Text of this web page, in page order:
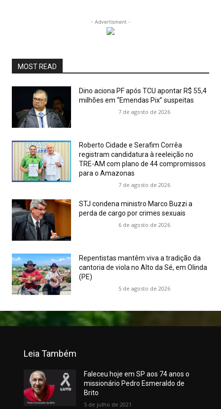
- Advertisment -
MOST READ
Dino aciona PF após TCU apontar R$ 55,4
milhões em “Emendas Pix” suspeitas
7 de agosto de 2026
Roberto Cidade e Serafim Corrêa
registram candidatura à reeleição no
TRE-AM com plano de 44 compromissos
para o Amazonas
7 de agosto de 2026
STJ condena ministro Marco Buzzi a
perda de cargo por crimes sexuais
6 de agosto de 2026
Repentistas mantêm viva a tradição da
cantoria de viola no Alto da Sé, em Olinda
(PE)
5 de agosto de 2026
Leia Também
Faleceu hoje em SP aos 74 anos o
missionário Pedro Esmeraldo de
Brito
5 de julho de 2021